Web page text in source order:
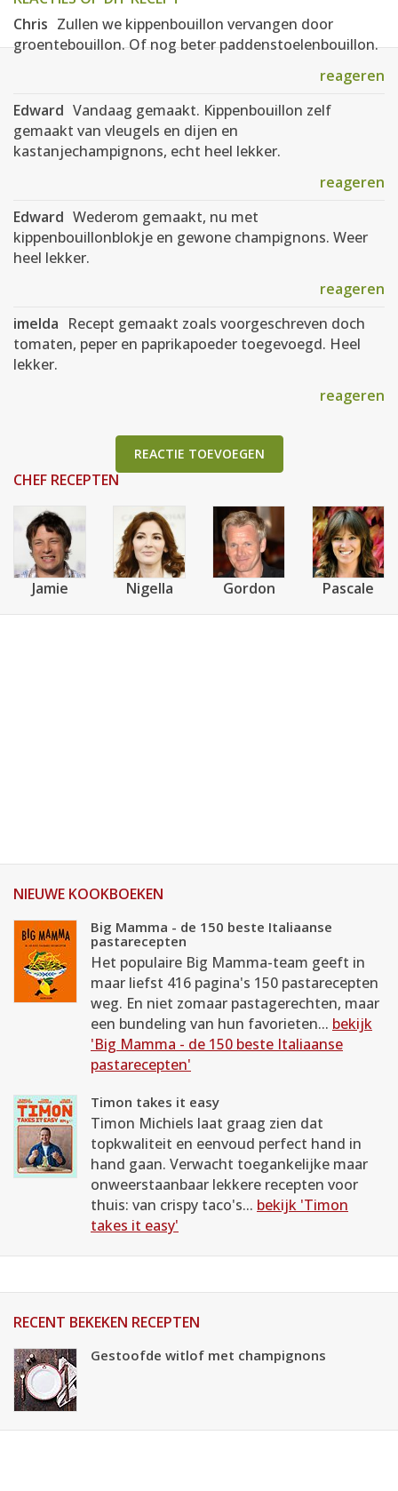
Chris Zullen we kippenbouillon vervangen door
groentebouillon. Of nog beter paddenstoelenbouillon.
reageren
Edward Vandaag gemaakt. Kippenbouillon zelf
gemaakt van vleugels en dijen en
kastanjechampignons, echt heel lekker.
reageren
Edward Wederom gemaakt, nu met
kippenbouillonblokje en gewone champignons. Weer
heel lekker.
reageren
imelda Recept gemaakt zoals voorgeschreven doch
tomaten, peper en paprikapoeder toegevoegd. Heel
lekker.
reageren
REACTIE TOEVOEGEN
CHEF RECEPTEN
Jamie Nigella Gordon Pascale
NIEUWE KOOKBOEKEN
Big Mamma - de 150 beste Italiaanse
pastarecepten
Het populaire Big Mamma-team geeft in
maar liefst 416 pagina's 150 pastarecepten
weg. En niet zomaar pastagerechten, maar
een bundeling van hun favorieten... bekijk
'Big Mamma - de 150 beste Italiaanse
pastarecepten'
Timon takes it easy
Timon Michiels laat graag zien dat
topkwaliteit en eenvoud perfect hand in
hand gaan. Verwacht toegankelijke maar
onweerstaanbaar lekkere recepten voor
thuis: van crispy taco's... bekijk 'Timon
takes it easy'
RECENT BEKEKEN RECEPTEN
Gestoofde witlof met champignons